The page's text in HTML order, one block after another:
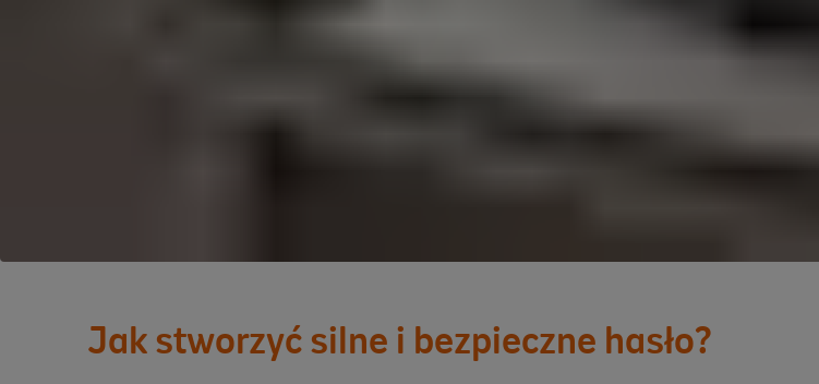
Jak stworzyć silne i bezpieczne hasło?